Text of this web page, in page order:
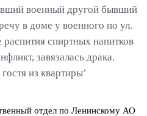
военный другой бывший
в доме у военного по ул.
спиртных напитков
завязалась драка.
из квартиры’
отдел по Ленинскому АО